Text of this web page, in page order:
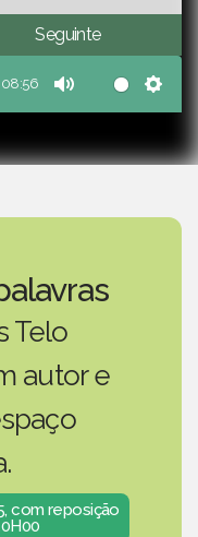
Seguinte
08:56
Mute
Telo
autor e
com reposição